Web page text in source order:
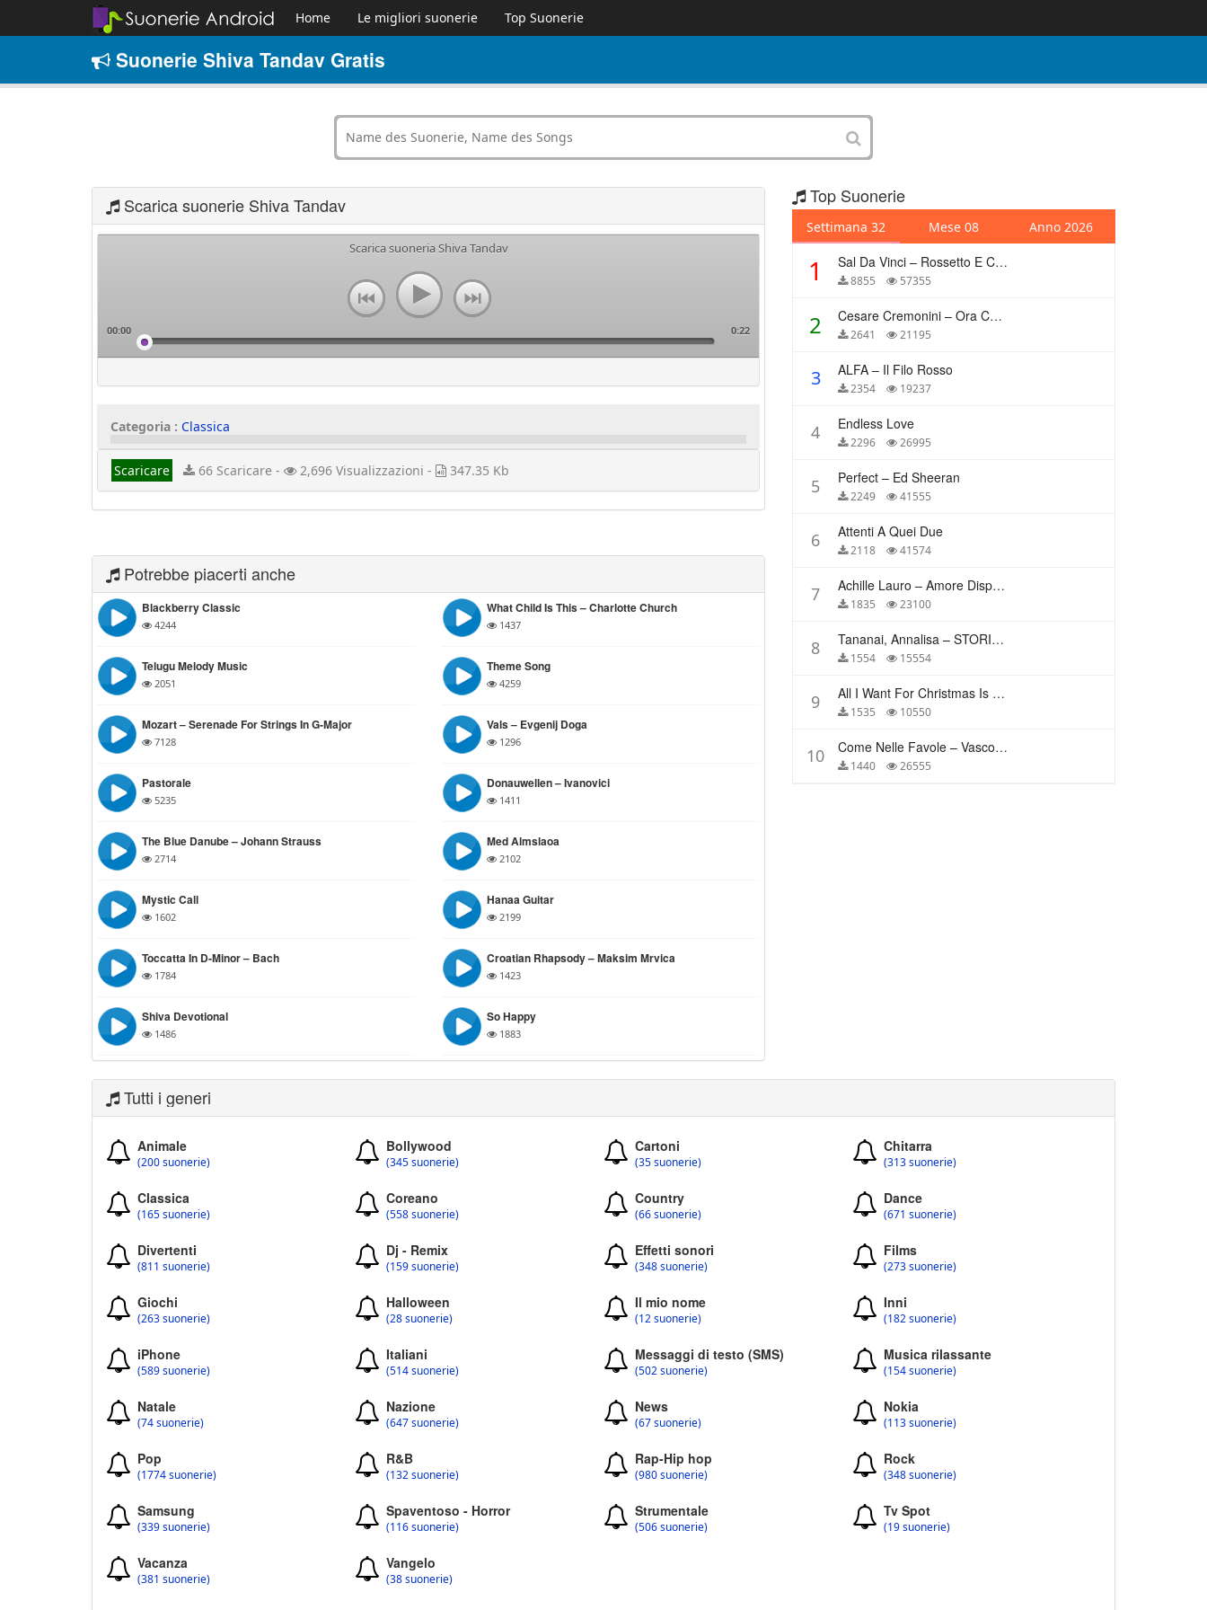
Home Le migliori suonerie Top Suonerie
Suonerie Shiva Tandav Gratis
Scarica suonerie Shiva Tandav
Scarica suoneria Shiva Tandav
00:00 0:22
Categoria : Classica
Scaricare 66 Scaricare - 2,696 Visualizzazioni - 347.35 Kb
Potrebbe piacerti anche
Blackberry Classic
4244
What Child Is This – Charlotte Church
1437
Telugu Melody Music
2051
Theme Song
4259
Mozart – Serenade For Strings In G-Major
7128
Vals – Evgenij Doga
1296
Pastorale
5235
Donauwellen – Ivanovici
1411
The Blue Danube – Johann Strauss
2714
Med Almslaoa
2102
Mystic Call
1602
Hanaa Guitar
2199
Toccatta In D-Minor – Bach
1784
Croatian Rhapsody – Maksim Mrvica
1423
Shiva Devotional
1486
So Happy
1883
Top Suonerie
Settimana 32 Mese 08 Anno 2026
1 Sal Da Vinci – Rossetto E Caffè
8855 57355
2 Cesare Cremonini – Ora Che Non Ho Più Te
2641 21195
3 ALFA – Il Filo Rosso
2354 19237
4 Endless Love
2296 26995
5 Perfect – Ed Sheeran
2249 41555
6 Attenti A Quei Due
2118 41574
7 Achille Lauro – Amore Disperato
1835 23100
8 Tananai, Annalisa – STORIE BREVI
1554 15554
9 All I Want For Christmas Is You – Mariah Carey
1535 10550
10 Come Nelle Favole – Vasco Rossi
1440 26555
Tutti i generi
Animale
(200 suonerie)
Bollywood
(345 suonerie)
Cartoni
(35 suonerie)
Chitarra
(313 suonerie)
Classica
(165 suonerie)
Coreano
(558 suonerie)
Country
(66 suonerie)
Dance
(671 suonerie)
Divertenti
(811 suonerie)
Dj - Remix
(159 suonerie)
Effetti sonori
(348 suonerie)
Films
(273 suonerie)
Giochi
(263 suonerie)
Halloween
(28 suonerie)
Il mio nome
(12 suonerie)
Inni
(182 suonerie)
iPhone
(589 suonerie)
Italiani
(514 suonerie)
Messaggi di testo (SMS)
(502 suonerie)
Musica rilassante
(154 suonerie)
Natale
(74 suonerie)
Nazione
(647 suonerie)
News
(67 suonerie)
Nokia
(113 suonerie)
Pop
(1774 suonerie)
R&B
(132 suonerie)
Rap-Hip hop
(980 suonerie)
Rock
(348 suonerie)
Samsung
(339 suonerie)
Spaventoso - Horror
(116 suonerie)
Strumentale
(506 suonerie)
Tv Spot
(19 suonerie)
Vacanza
(381 suonerie)
Vangelo
(38 suonerie)